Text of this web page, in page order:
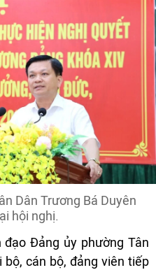
Dân Trương Bá Duyên
hội nghị.
Đảng ủy phường Tân
bộ, cán bộ, đảng viên tiếp